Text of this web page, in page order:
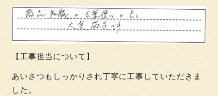
【工事担当について】
あいさつもしっかりされ丁寧に工事していただきま
した。